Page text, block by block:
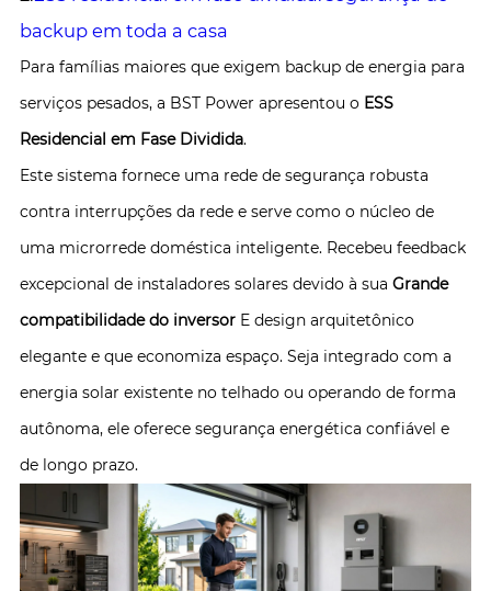
backup em toda a casa
Para famílias maiores que exigem backup de energia para
serviços pesados, a BST Power apresentou o ESS
Residencial em Fase Dividida.
Este sistema fornece uma rede de segurança robusta
contra interrupções da rede e serve como o núcleo de
uma microrrede doméstica inteligente. Recebeu feedback
excepcional de instaladores solares devido à suaGrande
compatibilidade do inversor E design arquitetônico
elegante e que economiza espaço. Seja integrado com a
energia solar existente no telhado ou operando de forma
autônoma, ele oferece segurança energética confiável e
de longo prazo.